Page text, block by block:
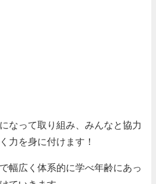
なって取り組み、みんなと協力
力を身に付けます！
幅広く体系的に学べ年齢にあっ